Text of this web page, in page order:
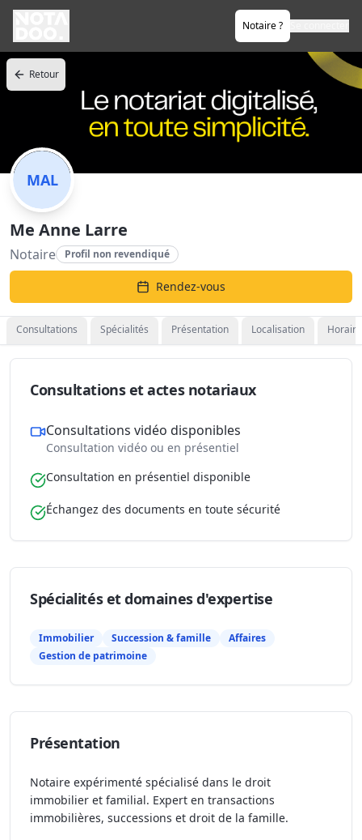
Notaire ?
Retour
MAL
Me Anne Larre
Notaire Profil non revendiqué
Rendez-vous
Consultations Spécialités Présentation Localisation
Consultations et actes notariaux
Consultations vidéo disponibles
Consultation vidéo ou en présentiel
Consultation en présentiel disponible
Échangez des documents en toute sécurité
Spécialités et domaines d'expertise
Immobilier Succession & famille
Affaires
Gestion de patrimoine
Présentation
Notaire expérimenté spécialisé dans le droit
immobilier et familial. Expert en transactions
immobilières, successions et droit de la famille.